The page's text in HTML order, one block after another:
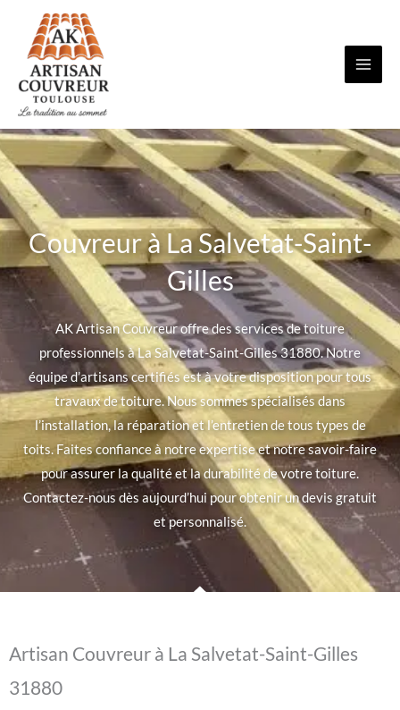
contenu
Couvreur à La Salvetat-Saint-
Gilles
AK Artisan Couvreur offre des services de toiture
professionnels à La Salvetat-Saint-Gilles 31880. Notre
équipe d’artisans certifiés est à votre disposition pour tous
travaux de toiture. Nous sommes spécialisés dans
l’installation, la réparation et l’entretien de tous types de
toits. Faites confiance à notre expertise et notre savoir-faire
pour assurer la qualité et la durabilité de votre toiture.
Contactez-nous dès aujourd’hui pour obtenir un devis gratuit
et personnalisé.
Artisan Couvreur à La Salvetat-Saint-Gilles
31880